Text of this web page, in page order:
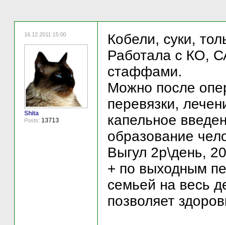
16.12.2011 15:00
Shita
Posts: 13713
Кобели, суки,
Работала с КО,
стаффами.
Можно после
перевязки,
капельное
образование
Выгул 2р\день,
+ по выходным
семьей на весь
позволяет